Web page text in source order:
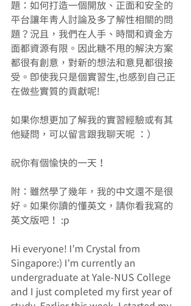
題：如何打造一個開放、正面和安全的
平台讓年青人討論及多了解性相關的問
題？況且，我們在人手、時間和資金方
面都資源有限。因此糖不甩的解決方案
都很有創意，對新的想法和意見都很接
受。即使我只是個實習生,也感到自己正
在做些實質的貢獻呢!
如果你想更加了解我的實習經驗或有其
他疑問，可以留言跟我聊天呢 ：）
祝你有個愉快的一天！
附：雖然學了幾年，我的中文還不是很
好。如果你讀的懂英文，請你看我寫的
英文版吧！ :p
Hi everyone! I'm Crystal from
Singapore:) I'm currently an
undergraduate at Yale-NUS College
and I just completed my first year of